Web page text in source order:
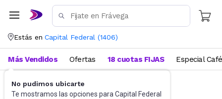
Estás en Capital Federal (1406)
No pudimos ubicarte
Te mostramos las opciones para Capital Federal
Más Vendidos Ofertas 18 cuotas FIJAS Especial Café
Accesorios Anteojos de sol